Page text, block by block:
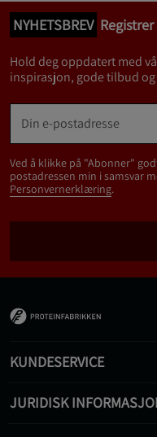
NYHETSBREV
Hold deg oppdatert med
inspirasjon, gode tilbud
Ved å klikke på "Abonner"
postadressen min i samsvar
Personvernerklæring.
KUNDESERVICE
JURIDISK